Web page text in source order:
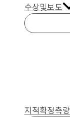
수상및보도
지적확정측량